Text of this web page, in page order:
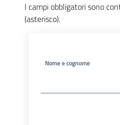
I campi obbligatori sono
(asterisco).
Nome e cognome